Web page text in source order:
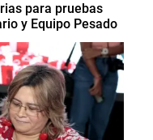
para pruebas
y Equipo Pesado